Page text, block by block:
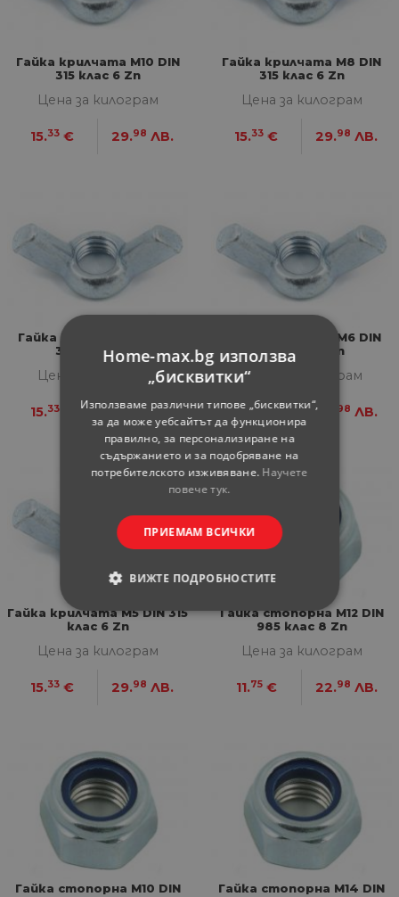
Гайка крилчата М10 DIN
315 клас 6 Zn
Цена за килограм
15.33 € 29.98 ЛВ.
Гайка крилчата М8 DIN
315 клас 6 Zn
Цена за килограм
15.33 € 29.98 ЛВ.
Гайка крилчата М4 DIN
315 клас 6 Zn
Цена за килограм
15.33 29.98 ЛВ.
Гайка крилчата М6 DIN
315 клас 6 Zn
Цена за килограм
15.33 € 29. 98 ЛВ.
Гайка крилчата М5 DIN 315
клас 6 Zn
Цена за килограм
15.33 € 29.98 ЛВ.
Гайка стопорна М12 DIN
985 клас 8 Zn
Цена за килограм
11.75 € 22.98 ЛВ.
Гайка стопорна М10 DIN
Гайка стопорна М14 DIN
Home-max.bg използва
„бисквитки“
Използваме различни типове „бисквитки“,
за да може уебсайтът да функционира
правилно, за персонализиране на
съдържанието и за подобряване на
потребителското изживяване. Научете
повече тук.
ПРИЕМАМ ВСИЧКИ
ВИЖТЕ ПОДРОБНОСТИТЕ
СТРОГО НЕОБХОДИМИ
СТАТИСТИЧЕСКИ
НЕКЛАСИФИЦИРАНИ
Строго необходими
Статистически
Маркетингoви
Функционални